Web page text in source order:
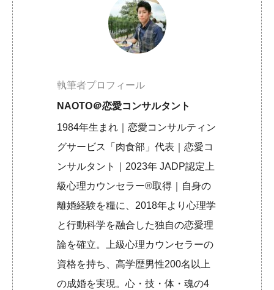
執筆者プロフィール
NAOTO＠恋愛コンサルタント
1984年生まれ｜恋愛コンサルティン
グサービス「肉食部」代表｜恋愛コ
ンサルタント｜2023年 JADP認定上
級心理カウンセラー®取得｜自身の
離婚経験を糧に、2018年より心理学
と行動科学を融合した独自の恋愛理
論を確立。上級心理カウンセラーの
資格を持ち、高学歴男性200名以上
の成婚を実現。心・技・体・魂の4